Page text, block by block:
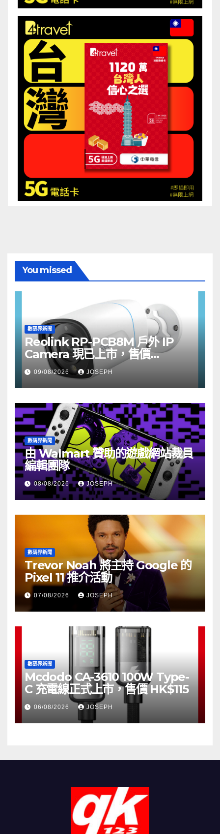
You missed
數碼界新聞
Reolink RP-PCB8M 戶外 IP
Camera 現已上市，售價
HK$722
09/08/2026 JOSEPH
數碼界新聞
由 Walmart 贊助的遊戲網站裁員
編輯團隊
08/08/2026 JOSEPH
數碼界新聞
Trevor Noah 將主持 Google 的
Pixel 11 推介活動
07/08/2026 JOSEPH
數碼界新聞
Mcdodo CA-3610 100W Type-
C 充電線正式上市，售價 HK$115
06/08/2026 JOSEPH